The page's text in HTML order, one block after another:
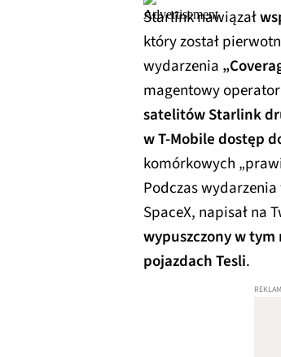
Starlink nawiązał
który został
wydarzenia
magentowy operator
satelitów Starlink
w T-Mobile dostęp
komórkowych
Podczas
SpaceX, napisał na
wypuszczony w
pojazdach Tesli.